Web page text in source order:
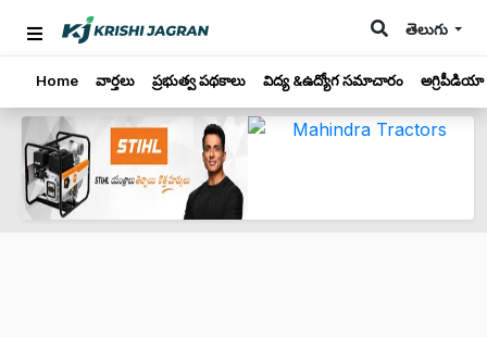
తెలుగు
Home వార్తలు ప్రభుత్వ పథకాలు విద్య &ఉద్యోగ సమాచారం అగ్రిపీడియా